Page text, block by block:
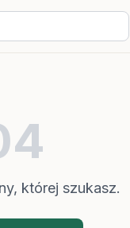
której szukasz.